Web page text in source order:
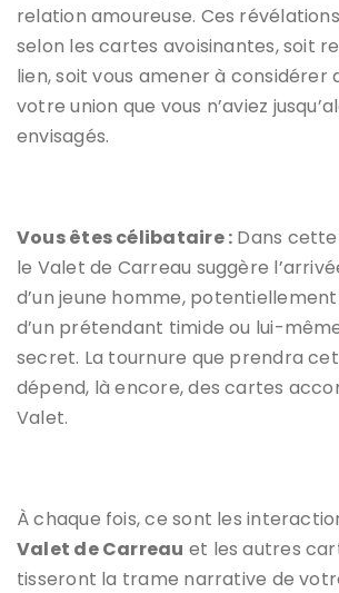
relation amoureuse. Ces
selon les cartes avoisinantes, soit
lien, soit vous amener à considérer
votre union que vous n’aviez
envisagés.
Vous êtes célibataire : Dans
le Valet de Carreau suggère
d’un jeune homme,
d’un prétendant timide ou lui-
secret. La tournure que prendra
dépend, là encore, des cartes
Valet.
À chaque fois, ce sont les
Valet de Carreau et les autres
tisseront la trame narrative de